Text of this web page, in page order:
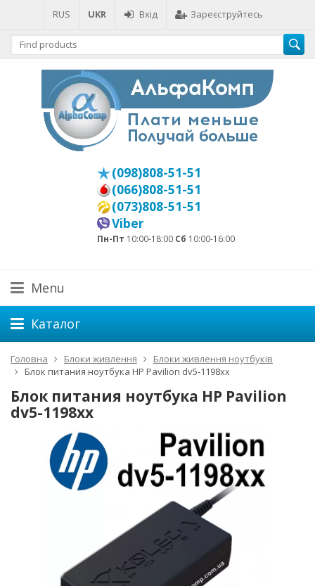
RUS UKR Вхід Зареєструйтесь
(098)808-51-51
(066)808-51-51
(073)808-51-51
Viber
Пн-Пт 10:00-18:00 Сб 10:00-16:00
Menu
Каталог
Головна Блоки живлення
Блоки живлення ноутбуків
Блок питания ноутбука HP Pavilion dv5-1198xx
Блок питания ноутбука HP Pavilion
dv5-1198xx